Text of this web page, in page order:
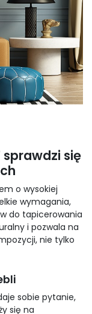
się
o wysokiej
wymagania,
do tapicerowania
i pozwala na
nie tylko
sobie pytanie,
się na